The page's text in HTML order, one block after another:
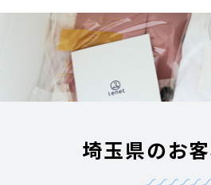
埼玉県のお